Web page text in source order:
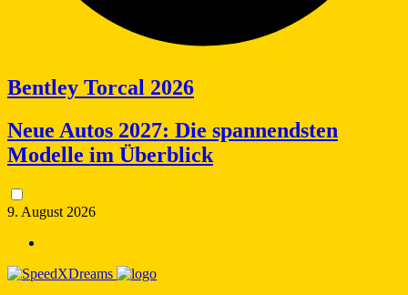
Bentley Torcal 2026
Neue Autos 2027: Die spannendsten
Modelle im Überblick
9. August 2026